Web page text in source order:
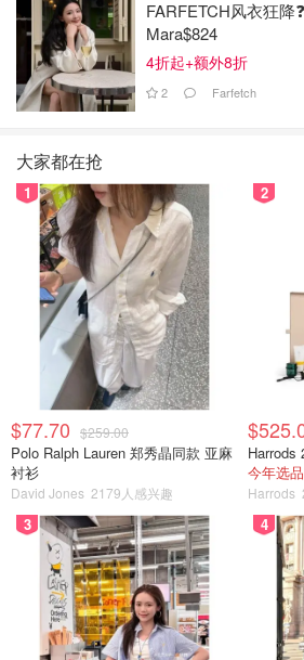
FARFETCH风衣狂降
Mara$824
4折起+额外8折
2 Farfetch
大家都在抢
1
$77.70 $259.00
Polo Ralph Lauren 郑秀晶同款 亚麻
衬衫
David Jones 2179人感兴趣
2
Harrods
今年选
Harrods
3 4